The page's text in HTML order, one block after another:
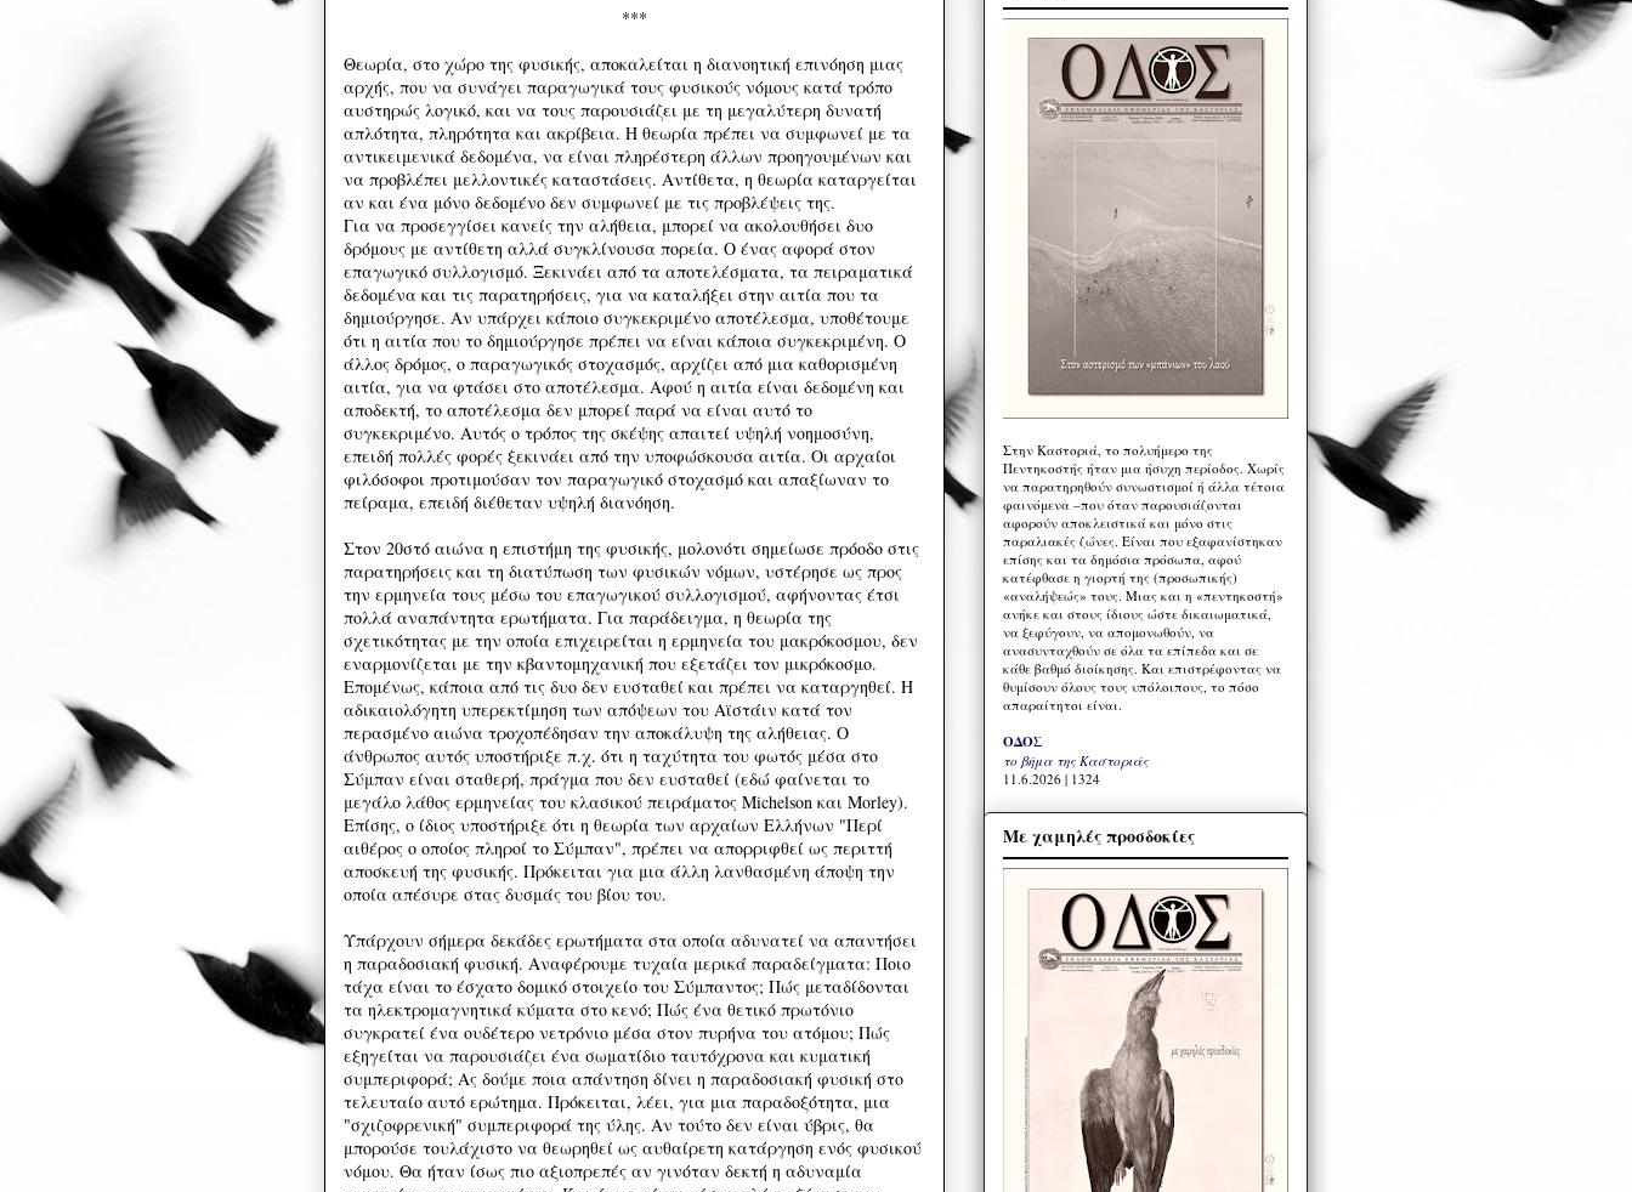
***
Θεωρία, στο χώρο της φυσικής, αποκαλείται η διανοητική επινόηση μιας
αρχής, που να συνάγει παραγωγικά τους φυσικούς νόμους κατά τρόπο
αυστηρώς λογικό, και να τους παρουσιάζει με τη μεγαλύτερη δυνατή
απλότητα, πληρότητα και ακρίβεια. Η θεωρία πρέπει να συμφωνεί με τα
αντικειμενικά δεδομένα, να είναι πληρέστερη άλλων προηγουμένων και
να προβλέπει μελλοντικές καταστάσεις. Αντίθετα, η θεωρία καταργείται
αν και ένα μόνο δεδομένο δεν συμφωνεί με τις προβλέψεις της.
Για να προσεγγίσει κανείς την αλήθεια, μπορεί να ακολουθήσει δυο
δρόμους με αντίθετη αλλά συγκλίνουσα πορεία. Ο ένας αφορά στον
επαγωγικό συλλογισμό. Ξεκινάει από τα αποτελέσματα, τα πειραματικά
δεδομένα και τις παρατηρήσεις, για να καταλήξει στην αιτία που τα
δημιούργησε. Αν υπάρχει κάποιο συγκεκριμένο αποτέλεσμα, υποθέτουμε
ότι η αιτία που το δημιούργησε πρέπει να είναι κάποια συγκεκριμένη. Ο
άλλος δρόμος, ο παραγωγικός στοχασμός, αρχίζει από μια καθορισμένη
αιτία, για να φτάσει στο αποτέλεσμα. Αφού η αιτία είναι δεδομένη και
αποδεκτή, το αποτέλεσμα δεν μπορεί παρά να είναι αυτό το
συγκεκριμένο. Αυτός ο τρόπος της σκέψης απαιτεί υψηλή νοημοσύνη,
επειδή πολλές φορές ξεκινάει από την υποφώσκουσα αιτία. Οι αρχαίοι
φιλόσοφοι προτιμούσαν τον παραγωγικό στοχασμό και απαξίωναν το
πείραμα, επειδή διέθεταν υψηλή διανόηση.
Στον 20στό αιώνα η επιστήμη της φυσικής, μολονότι σημείωσε πρόοδο στις
παρατηρήσεις και τη διατύπωση των φυσικών νόμων, υστέρησε ως προς
την ερμηνεία τους μέσω του επαγωγικού συλλογισμού, αφήνοντας έτσι
πολλά αναπάντητα ερωτήματα. Για παράδειγμα, η θεωρία της
σχετικότητας με την οποία επιχειρείται η ερμηνεία του μακρόκοσμου, δεν
εναρμονίζεται με την κβαντομηχανική που εξετάζει τον μικρόκοσμο.
Επομένως, κάποια από τις δυο δεν ευσταθεί και πρέπει να καταργηθεί. Η
αδικαιολόγητη υπερεκτίμηση των απόψεων του Αϊστάιν κατά τον
περασμένο αιώνα τροχοπέδησαν την αποκάλυψη της αλήθειας. Ο
άνθρωπος αυτός υποστήριξε π.χ. ότι η ταχύτητα του φωτός μέσα στο
Σύμπαν είναι σταθερή, πράγμα που δεν ευσταθεί (εδώ φαίνεται το
μεγάλο λάθος ερμηνείας του κλασικού πειράματος Michelson και Morley).
Επίσης, ο ίδιος υποστήριξε ότι η θεωρία των αρχαίων Ελλήνων "Περί
αιθέρος ο οποίος πληροί το Σύμπαν", πρέπει να απορριφθεί ως περιττή
αποσκευή της φυσικής. Πρόκειται για μια άλλη λανθασμένη άποψη την
οποία απέσυρε στας δυσμάς του βίου του.
Υπάρχουν σήμερα δεκάδες ερωτήματα στα οποία αδυνατεί να απαντήσει
η παραδοσιακή φυσική. Αναφέρουμε τυχαία μερικά παραδείγματα: Ποιο
τάχα είναι το έσχατο δομικό στοιχείο του Σύμπαντος; Πώς μεταδίδονται
τα ηλεκτρομαγνητικά κύματα στο κενό; Πώς ένα θετικό πρωτόνιο
συγκρατεί ένα ουδέτερο νετρόνιο μέσα στον πυρήνα του ατόμου; Πώς
εξηγείται να παρουσιάζει ένα σωματίδιο ταυτόχρονα και κυματική
συμπεριφορά; Ας δούμε ποια απάντηση δίνει η παραδοσιακή φυσική στο
τελευταίο αυτό ερώτημα. Πρόκειται, λέει, για μια παραδοξότητα, μια
"σχιζοφρενική" συμπεριφορά της ύλης. Αν τούτο δεν είναι ύβρις, θα
μπορούσε τουλάχιστο να θεωρηθεί ως αυθαίρετη κατάργηση ενός φυσικού
νόμου. Θα ήταν ίσως πιο αξιοπρεπές αν γινόταν δεκτή η αδυναμία
Στην Καστοριά, το πολυήμερο της
Πεντηκοστής ήταν μια ήσυχη περίοδος. Χωρίς
να παρατηρηθούν συνωστισμοί ή άλλα τέτοια
φαινόμενα –που όταν παρουσιάζονται
αφορούν αποκλειστικά και μόνο στις
παραλιακές ζώνες. Είναι που εξαφανίστηκαν
επίσης και τα δημόσια πρόσωπα, αφού
κατέφθασε η γιορτή της (προσωπικής)
«αναλήψεώς» τους. Μιας και η «πεντηκοστή»
ανήκε και στους ίδιους ώστε δικαιωματικά,
να ξεφύγουν, να απομονωθούν, να
ανασυνταχθούν σε όλα τα επίπεδα και σε
κάθε βαθμό διοίκησης. Και επιστρέφοντας να
θυμίσουν όλους τους υπόλοιπους, το πόσο
απαραίτητοι είναι.
ΟΔΟΣ
το βήμα της Καστοριάς
11.6.2026 | 1324
Με χαμηλές προσδοκίες